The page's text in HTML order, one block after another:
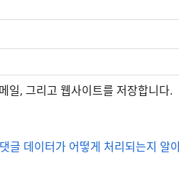
일, 그리고 웹사이트를 저장합니다.
댓글 데이터가 어떻게 처리되는지 알